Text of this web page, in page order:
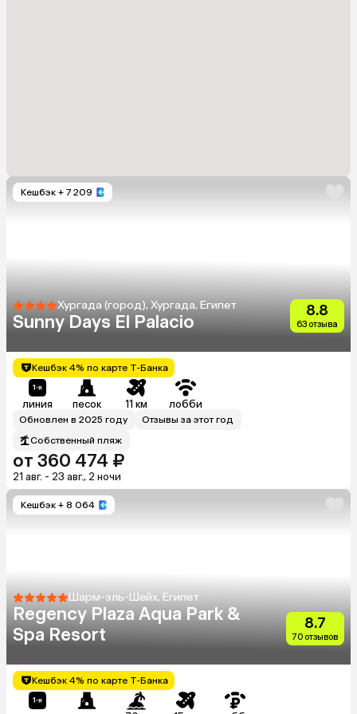
Кешбэк + 7 209
Хургада (город), Хургада, Египет
Sunny Days El Palacio
8.8
63 отзыва
Кешбэк 4% по карте Т-Банка
линия песок 11 км лобби
Обновлен в 2025 году
Отзывы за этот год
Собственный пляж
от 360 474 ₽
21 авг. - 23 авг., 2 ночи
Кешбэк + 8 064
Шарм-эль-Шейх, Египет
Regency Plaza Aqua Park &
Spa Resort
8.7
70 отзывов
Кешбэк 4% по карте Т-Банка